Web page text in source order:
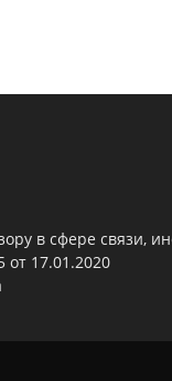
в сфере связи,
17.01.2020